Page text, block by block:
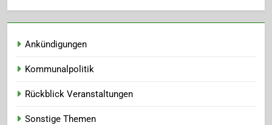
Ankündigungen
Kommunalpolitik
Rückblick Veranstaltungen
Sonstige Themen